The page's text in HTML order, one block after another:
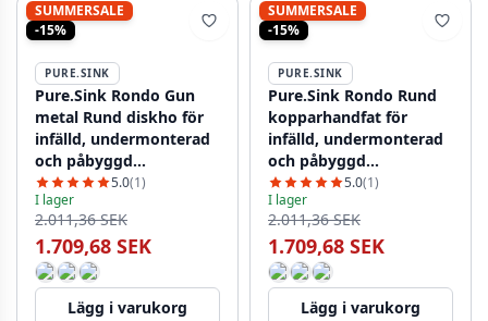
SUMMERSALE
-15%
PURE.SINK
Pure.Sink Rondo Gun
metal Rund diskho för
infälld, undermonterad
och påbyggd
installation, 37 cm,
PRN38-61
5.0(1)
I lager
2.011,36 SEK
1.709,68 SEK
Lägg i varukorg
SUMMERSALE
-15%
PURE.SINK
Pure.Sink Rondo Rund
kopparhandfat för
infälld, undermonterad
och påbyggd
installation, 37 cm,
PRN38-62
5.0(1)
I lager
2.011,36 SEK
1.709,68 SEK
Lägg i varukorg